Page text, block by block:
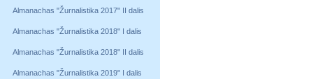
Almanachas "Žurnalistika 2017" II dalis
Almanachas "Žurnalistika 2018" I dalis
Almanachas "Žurnalistika 2018" II dalis
Almanachas "Žurnalistika 2019" I dalis